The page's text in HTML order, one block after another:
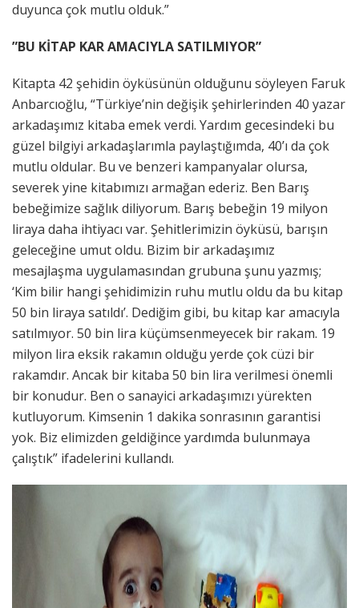
duyunca çok mutlu olduk.”
”BU KİTAP KAR AMACIYLA SATILMIYOR”
Kitapta 42 şehidin öyküsünün olduğunu söyleyen Faruk
Anbarcıoğlu, “Türkiye’nin değişik şehirlerinden 40 yazar
arkadaşımız kitaba emek verdi. Yardım gecesindeki bu
güzel bilgiyi arkadaşlarımla paylaştığımda, 40’ı da çok
mutlu oldular. Bu ve benzeri kampanyalar olursa,
severek yine kitabımızı armağan ederiz. Ben Barış
bebeğimize sağlık diliyorum. Barış bebeğin 19 milyon
liraya daha ihtiyacı var. Şehitlerimizin öyküsü, barışın
geleceğine umut oldu. Bizim bir arkadaşımız
mesajlaşma uygulamasından grubuna şunu yazmış;
‘Kim bilir hangi şehidimizin ruhu mutlu oldu da bu kitap
50 bin liraya satıldı’. Dediğim gibi, bu kitap kar amacıyla
satılmıyor. 50 bin lira küçümsenmeyecek bir rakam. 19
milyon lira eksik rakamın olduğu yerde çok cüzi bir
rakamdır. Ancak bir kitaba 50 bin lira verilmesi önemli
bir konudur. Ben o sanayici arkadaşımızı yürekten
kutluyorum. Kimsenin 1 dakika sonrasının garantisi
yok. Biz elimizden geldiğince yardımda bulunmaya
çalıştık” ifadelerini kullandı.